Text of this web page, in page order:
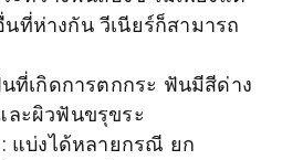
ที่ห่างกัน วีเนียร์ก็สามารถ
ที่เกิดการตกกระ ฟันมีสีด่าง
ละผิวฟันขรุขระ
แบ่งได้หลายกรณี ยก